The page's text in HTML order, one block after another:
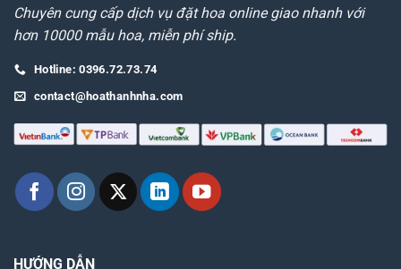
Chuyên cung cấp dịch vụ đặt hoa online giao nhanh với
hơn 10000 mẫu hoa, miễn phí ship.
Hotline: 0396.72.73.74
contact@hoathanhnha.com
HƯỚNG DẪN